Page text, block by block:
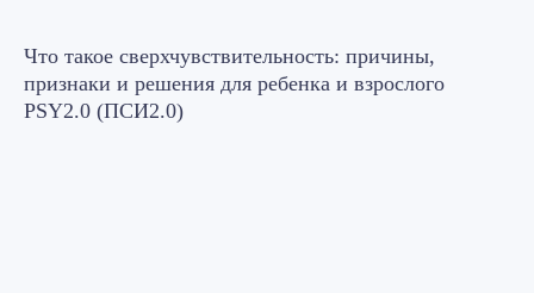
Что такое сверхчувствительность: причины,
признаки и решения для ребенка и взрослого
PSY2.0 (ПСИ2.0)